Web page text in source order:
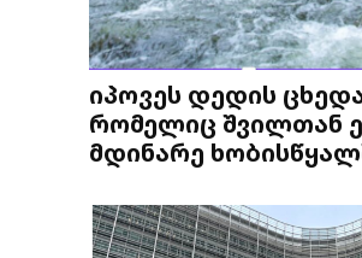
იპოვეს დედის
რომელიც შვილთან
მდინარე